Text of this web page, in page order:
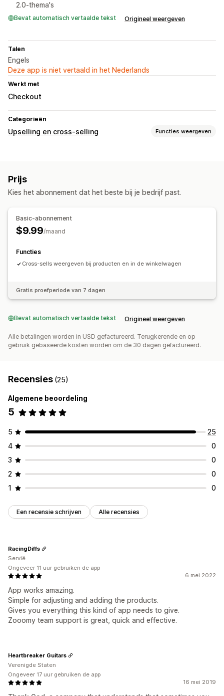
2.0-thema's
Bevat automatisch vertaalde tekst Origineel weergeven
Talen
Engels
Deze app is niet vertaald in het Nederlands
Werkt met
Checkout
Categorieën
Upselling en cross-selling Functies weergeven
Aangepaste CSS
Prijs
Kies het abonnement dat het beste bij je bedrijf past.
Basic-abonnement
$9.99/maand
Functies
Cross-sells weergeven bij producten en in de winkelwagen
Gratis proefperiode van 7 dagen
Bevat automatisch vertaalde tekst Origineel weergeven
Alle betalingen worden in USD gefactureerd. Terugkerende en op
gebruik gebaseerde kosten worden om de 30 dagen gefactureerd.
Recensies (25)
Algemene beoordeling
5
5
25
4
0
3
0
2
0
1
0
Een recensie schrijven Alle recensies
6 mei 2022
App works amazing.
Simple for adjusting and adding the products.
Gives you everything this kind of app needs to give.
Zooomy team support is great, quick and effective.
RacingDiffs
Servië
Ongeveer 11 uur gebruiken de app
16 mei 2019
Heartbreaker Guitars
Verenigde Staten
Ongeveer 17 uur gebruiken de app